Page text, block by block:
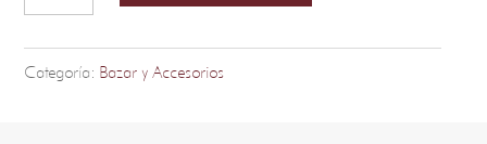
Categoría: Bazar y Accesorios